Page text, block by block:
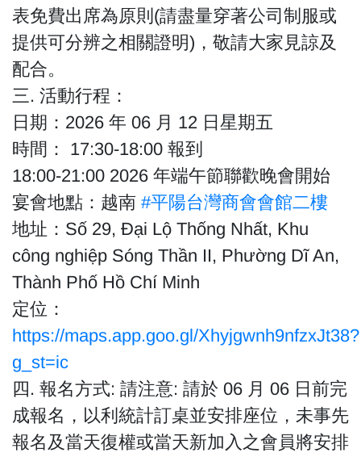
表免費出席為原則(請盡量穿著公司制服或
提供可分辨之相關證明)，敬請大家見諒及
配合。
三. 活動行程：
日期：2026 年 06 月 12 日星期五
時間： 17:30-18:00 報到
18:00-21:00 2026 年端午節聯歡晚會開始
宴會地點：越南 #平陽台灣商會會館二樓
地址：Số 29, Đại Lộ Thống Nhất, Khu
công nghiệp Sóng Thần II, Phường Dĩ An,
Thành Phố Hồ Chí Minh
定位：
https://maps.app.goo.gl/Xhyjgwnh9nfzxJt38?
g_st=ic
四. 報名方式: 請注意: 請於 06 月 06 日前完
成報名，以利統計訂桌並安排座位，未事先
報名及當天復權或當天新加入之會員將安排